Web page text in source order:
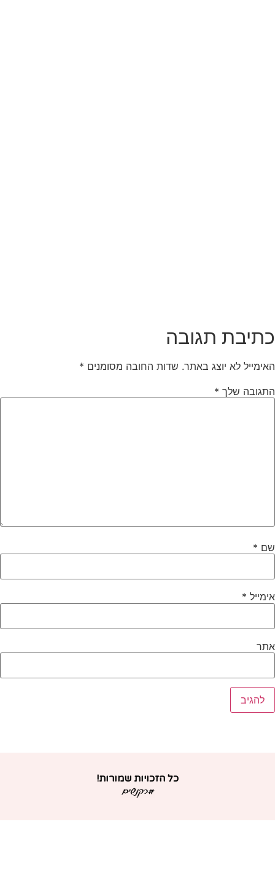
תגובה
לא יוצג באתר. שדות החובה מסומנים *
שלך*
*
*
כל הזכויות שמורות!